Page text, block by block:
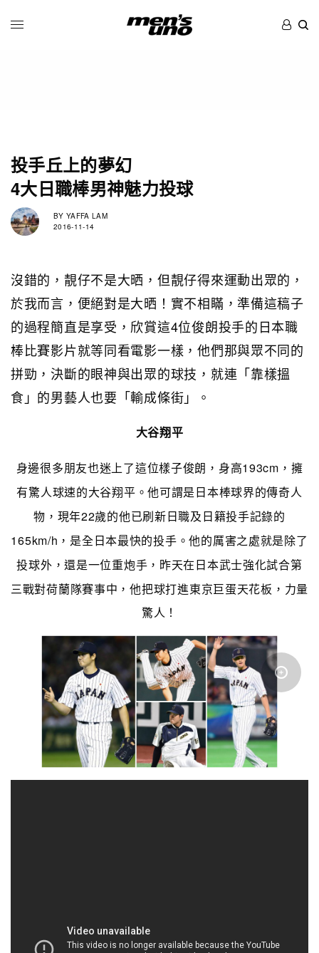
投手丘上的夢幻
4大日職棒男神魅力投球
BY YAFFA LAM
2016-11-14
沒錯的，靚仔不是大晒，但靚仔得來運動出眾的，
於我而言，便絕對是大晒！實不相瞞，準備這稿子
的過程簡直是享受，欣賞這4位俊朗投手的日本職
棒比賽影片就等同看電影一樣，他們那與眾不同的
拼勁，決斷的眼神與出眾的球技，就連「靠樣搵
食」的男藝人也要「輸成條街」。
大谷翔平
身邊很多朋友也迷上了這位樣子俊朗，身高193cm，擁
有驚人球速的大谷翔平。他可謂是日本棒球界的傳奇人
物，現年22歲的他已刷新日職及日籍投手記錄的
165km/h，是全日本最快的投手。他的厲害之處就是除了
投球外，還是一位重炮手，昨天在日本武士強化試合第
三戰對荷蘭隊賽事中，他把球打進東京巨蛋天花板，力量
驚人！